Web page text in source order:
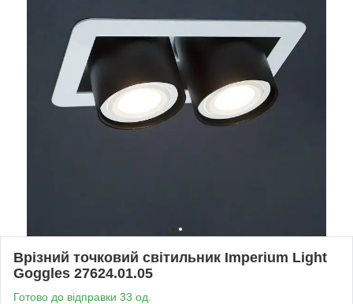
Врізний точковий світильник Imperium Light
Goggles 27624.01.05
Готово до відправки 33 од.